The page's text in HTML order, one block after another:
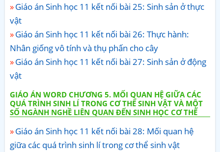
Giáo án Sinh học 11 kết nối bài 25: Sinh sản ở thực
vật
Giáo án Sinh học 11 kết nối bài 26: Thực hành:
Nhân giống vô tính và thụ phấn cho cây
Giáo án Sinh học 11 kết nối bài 27: Sinh sản ở động
vật
GIÁO ÁN WORD CHƯƠNG 5. MỐI QUAN HỆ GIỮA CÁC
QUÁ TRÌNH SINH LÍ TRONG CƠ THỂ SINH VẬT VÀ MỘT
SỐ NGÀNH NGHỀ LIÊN QUAN ĐẾN SINH HỌC CƠ THỂ
Giáo án Sinh học 11 kết nối bài 28: Mối quan hệ
giữa các quá trình sinh lí trong cơ thể sinh vật